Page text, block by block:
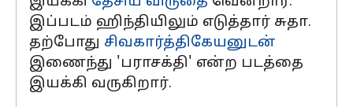
இப்படம் ஹிந்தியிலும் எடுத்தார் சுதா.
தற்போது சிவகார்த்திகேயனுடன்
இணைந்து 'பராசக்தி' என்ற படத்தை
இயக்கி வருகிறார்.